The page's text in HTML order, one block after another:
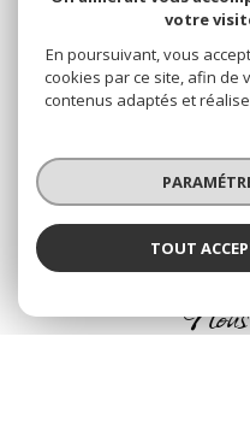
La
votre
En poursuivant, vous
cookies par ce site, afin de
contenus adaptés et
TOUT